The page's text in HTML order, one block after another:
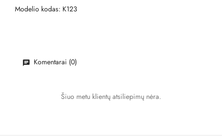
Modelio kodas: K123
Komentarai (0)
Šiuo metu klientų atsiliepimų nėra.